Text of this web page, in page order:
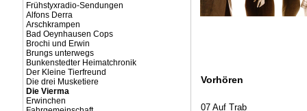
Frühstyxradio-Sendungen
Alfons Derra
Arschkrampen
Bad Oeynhausen Cops
Brochi und Erwin
Brungs unterwegs
Bunkenstedter Heimatchronik
Der Kleine Tierfreund
Die drei Musketiere
Die Vierma
Erwinchen
Vorhören
07 Auf Trab